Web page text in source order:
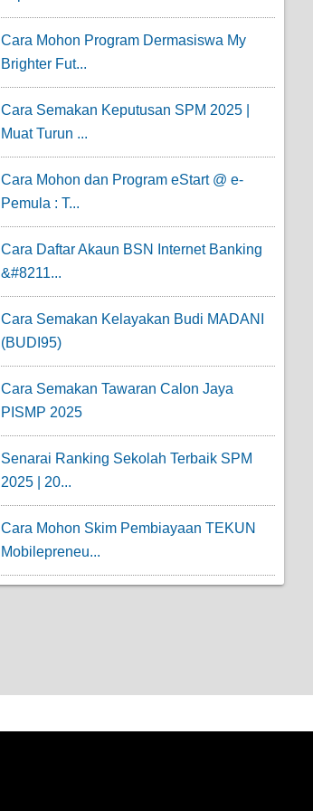
Cara Mohon Program Dermasiswa My
Brighter Fut...
Cara Semakan Keputusan SPM 2025 |
Muat Turun ...
Cara Mohon dan Program eStart @ e-
Pemula : T...
Cara Daftar Akaun BSN Internet Banking
&#8211...
Cara Semakan Kelayakan Budi MADANI
(BUDI95)
Cara Semakan Tawaran Calon Jaya
PISMP 2025
Senarai Ranking Sekolah Terbaik SPM
2025 | 20...
Cara Mohon Skim Pembiayaan TEKUN
Mobilepreneu...